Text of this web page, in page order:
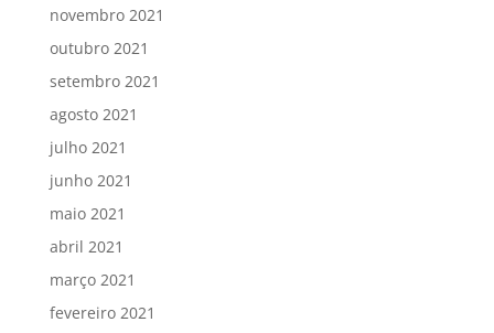
novembro 2021
outubro 2021
setembro 2021
agosto 2021
julho 2021
junho 2021
maio 2021
abril 2021
março 2021
fevereiro 2021